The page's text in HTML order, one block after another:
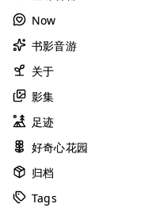
莫比乌斯
香草绿
自适应
Now
书影音游
关于
影集
足迹
好奇心花园
归档
Tags